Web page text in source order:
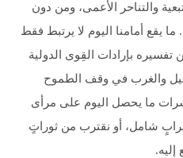
والتناحر الأعمى، ومن دون
يقع أمامنا اليوم لا يرتبط فقط
تفسيره بإرادات القِوى الدولية
والغرب في وقف الطموح
ما يحصل اليوم على مرأى
شامل، أو نقترب من ثوراتٍ